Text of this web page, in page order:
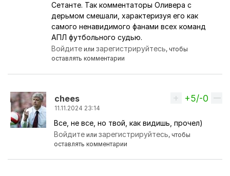
Сетанте. Так комментаторы Оливера с
дерьмом смешали, характеризуя его как
самого ненавидимого фанами всех команд
АПЛ футбольного судью.
Войдите илизарегистрируйтесь, чтобы
оставлять комментарии
chees
11.11.2024 23:14
Ответ на комментарий пользователяПерс
Вверх
+5/-0
Все, не все, но твой, как видишь, прочел)
Войдите илизарегистрируйтесь, чтобы
оставлять комментарии